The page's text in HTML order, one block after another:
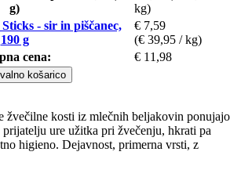
g)
kg)
- sir in piščanec,
190 g
€ 7,59
(€ 39,95 / kg)
cena:
€ 11,98
košarico
žvečilne kosti iz mlečnih beljakovin ponujajo
prijatelju ure užitka pri žvečenju, hkrati pa
higieno. Dejavnost, primerna vrsti, z